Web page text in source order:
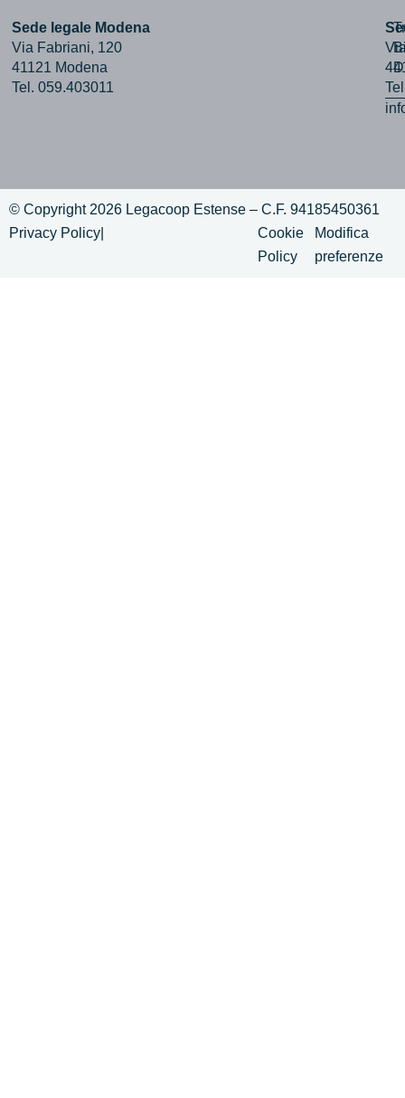
Sede legale Modena
Via Fabriani, 120
41121 Modena
Tel. 059.403011
© Copyright 2026 Legacoop Estense – C.F. 94185450361
Privacy Policy
Cookie
Policy
Modifica
preferenze